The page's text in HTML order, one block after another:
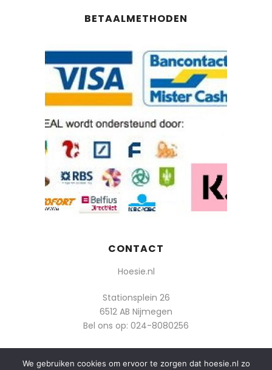
BETAALMETHODEN
CONTACT
Hoesie.nl
Stationsplein 26
6512 AB Nijmegen
Bel ons op: 024-8080256
Of mail: info@hoesie.nl
We gebruiken cookies om ervoor te zorgen dat hoesie.nl zo